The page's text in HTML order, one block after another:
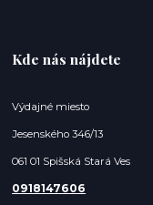
Kde nás nájdete
Výdajné miesto
Jesenského 346/13
061 01 Spišská Stará Ves
0918147606